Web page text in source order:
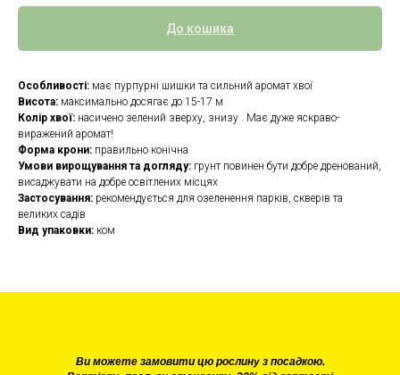
До кошика
Особливості: має пурпурні шишки та сильний аромат хвої
Висота: максимально досягає до 15-17 м
Колір хвої: насичено зелений зверху, знизу . Має дуже яскраво-
виражений аромат!
Форма крони: правильно конічна
Умови вирощування та догляду: грунт повинен бути добре дренований,
висаджувати на добре освітлених місцях
Застосування: рекомендується для озеленення парків, скверів та
великих садів
Вид упаковки: ком
Ви можете замовити цю рослину з посадкою.